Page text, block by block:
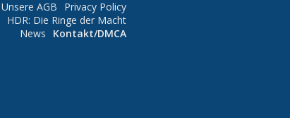
Privacy Policy
Unsere AGB
HDR: Die Ringe der Macht
Kontakt/DMCA
News